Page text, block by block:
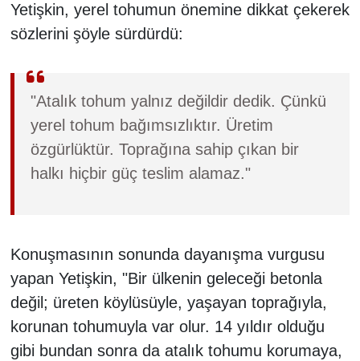
Yetişkin, yerel tohumun önemine dikkat çekerek
sözlerini şöyle sürdürdü:
"Atalık tohum yalnız değildir dedik. Çünkü
yerel tohum bağımsızlıktır. Üretim
özgürlüktür. Toprağına sahip çıkan bir
halkı hiçbir güç teslim alamaz."
Konuşmasının sonunda dayanışma vurgusu
yapan Yetişkin, "Bir ülkenin geleceği betonla
değil; üreten köylüsüyle, yaşayan toprağıyla,
korunan tohumuyla var olur. 14 yıldır olduğu
gibi bundan sonra da atalık tohumu korumaya,